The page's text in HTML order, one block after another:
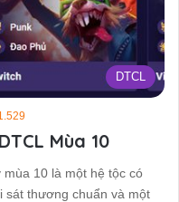
DTCL
Mùa 10
10 là một hệ tộc có
sát thương chuẩn và một